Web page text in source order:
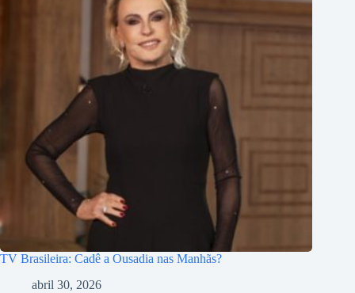
TV Brasileira: Cadê a Ousadia nas Manhãs?
abril 30, 2026